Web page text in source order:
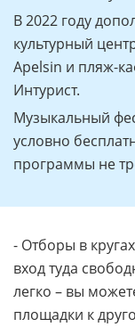
В 2022 году
культурный
Apelsin и пляж-
Интурист.
Музыкальный
условно
программы не
- Отборы в
вход туда
легко – вы
площадки к